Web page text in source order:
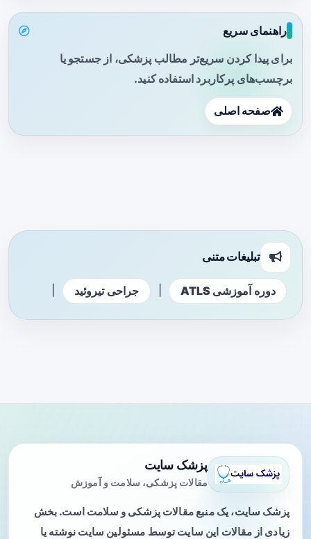
راهنمای سریع
برای پیدا کردن سریع‌تر مطالب پزشکی، از جستجو یا
برچسب‌های پرکاربرد استفاده کنید.
صفحه اصلی
تبلیغات متنی
دوره آموزشی ATLS جراحی تیروئید
پزشک سایت
مقالات پزشکی، سلامت و آموزش
پزشک سایت، یک منبع مقالات پزشکی و سلامت است. بخش
زیادی از مقالات این سایت توسط مسئولین سایت نوشته یا